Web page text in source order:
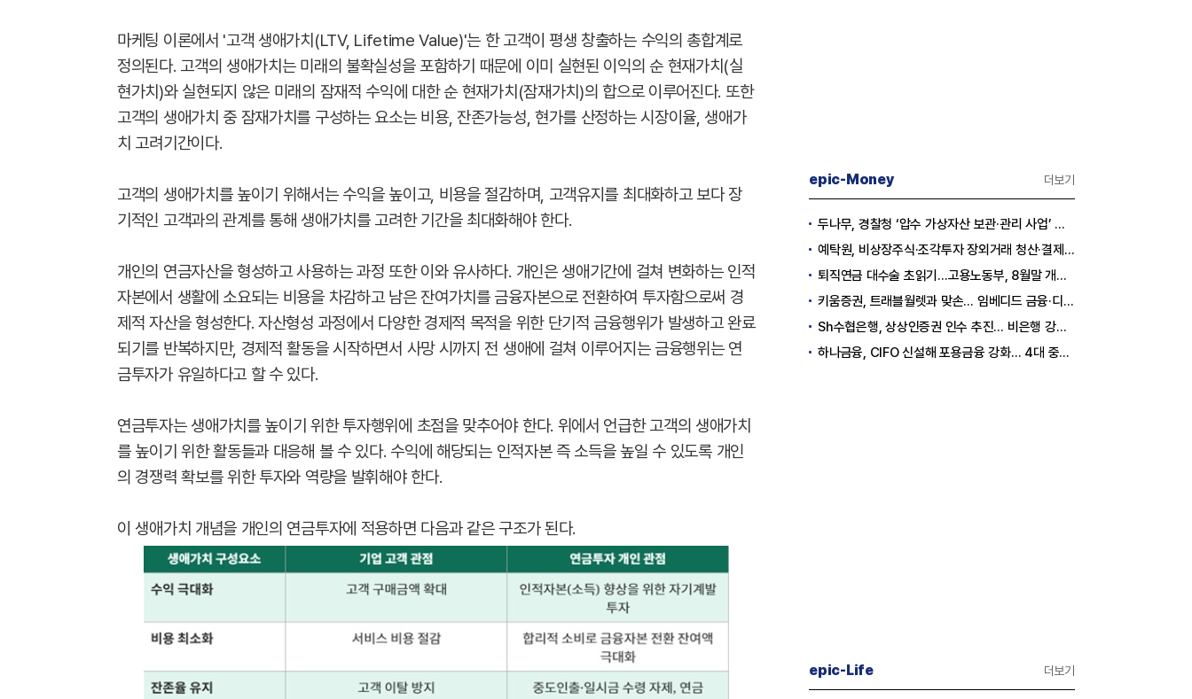
마케팅 이론에서 '고객 생애가치(LTV, Lifetime Value)'는 한 고객이 평생 창출하는 수익의 총합계로
정의된다. 고객의 생애가치는 미래의 불확실성을 포함하기 때문에 이미 실현된 이익의 순 현재가치(실
현가치)와 실현되지 않은 미래의 잠재적 수익에 대한 순 현재가치(잠재가치)의 합으로 이루어진다. 또한
고객의 생애가치 중 잠재가치를 구성하는 요소는 비용, 잔존가능성, 현가를 산정하는 시장이율, 생애가
치 고려기간이다.
고객의 생애가치를 높이기 위해서는 수익을 높이고, 비용을 절감하며, 고객유지를 최대화하고 보다 장
기적인 고객과의 관계를 통해 생애가치를 고려한 기간을 최대화해야 한다.
개인의 연금자산을 형성하고 사용하는 과정 또한 이와 유사하다. 개인은 생애기간에 걸쳐 변화하는 인적
자본에서 생활에 소요되는 비용을 차감하고 남은 잔여가치를 금융자본으로 전환하여 투자함으로써 경
제적 자산을 형성한다. 자산형성 과정에서 다양한 경제적 목적을 위한 단기적 금융행위가 발생하고 완료
되기를 반복하지만, 경제적 활동을 시작하면서 사망 시까지 전 생애에 걸쳐 이루어지는 금융행위는 연
금투자가 유일하다고 할 수 있다.
연금투자는 생애가치를 높이기 위한 투자행위에 초점을 맞추어야 한다. 위에서 언급한 고객의 생애가치
를 높이기 위한 활동들과 대응해 볼 수 있다. 수익에 해당되는 인적자본 즉 소득을 높일 수 있도록 개인
의 경쟁력 확보를 위한 투자와 역량을 발휘해야 한다.
이 생애가치 개념을 개인의 연금투자에 적용하면 다음과 같은 구조가 된다.
epic-Money 더보기
두나무, 경찰청 ‘압수 가상자산 보관·관리 사업’ 최종 낙찰
예탁원, 비상장주식·조각투자 장외거래 청산·결제 인프라 구축 착수
퇴직연금 대수술 초읽기…고용노동부, 8월말 개정안 발표
키움증권, 트래블월렛과 맞손… 임베디드 금융·디지털 자산 신사업 추진
Sh수협은행, 상상인증권 인수 추진… 비은행 강화 ‘금융그룹’ 도약 발판
하나금융, CIFO 신설해 포용금융 강화… 4대 중심축 중심 상반기 목표 60% 달성
epic-Life 더보기